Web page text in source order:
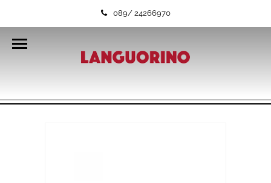
089/ 24266970